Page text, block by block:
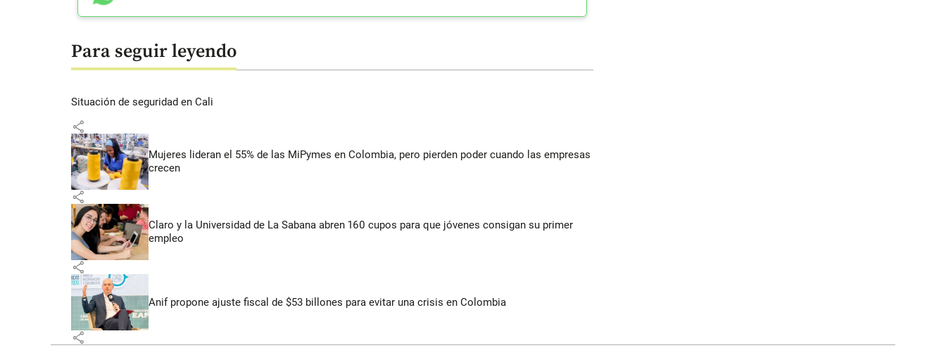
Para seguir leyendo
Situación de seguridad en Cali
share
Mujeres lideran el 55% de las MiPymes en Colombia, pero pierden poder cuando las empresas
crecen
share
Claro y la Universidad de La Sabana abren 160 cupos para que jóvenes consigan su primer
empleo
share
Anif propone ajuste fiscal de $53 billones para evitar una crisis en Colombia
share